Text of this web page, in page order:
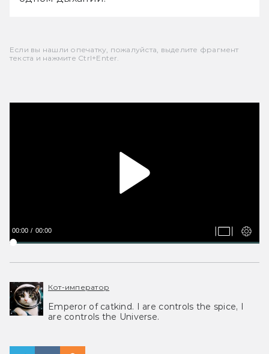
Если вы нашли опечатку, пожалуйста, выделите фрагмент
текста и нажмите Ctrl+Enter.
00:00 00:00
Кот-император
Emperor of catkind. I are controls the spice, I
are controls the Universe.